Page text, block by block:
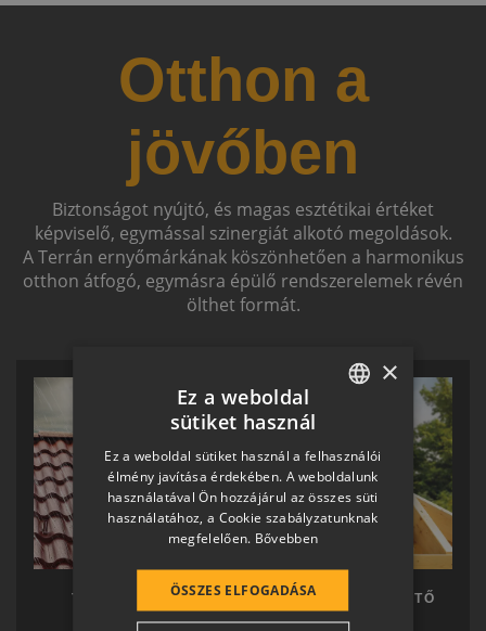
Otthon a
jövőben
Biztonságot nyújtó, és magas esztétikai értéket
képviselő, egymással szinergiát alkotó megoldások.
A Terrán ernyőmárkának köszönhetően a harmonikus
otthon átfogó, egymásra épülő rendszerelemek révén
ölthet formát.
TERRÁN TETŐ TERRÁN KÉSZTETŐ
HUNGARIAN
SLOVAK
GERMAN
ROMANIAN
CROATIAN
×
Ez a weboldal
sütiket használ
Ez a weboldal sütiket használ a felhasználói
élmény javítása érdekében. A weboldalunk
használatával Ön hozzájárul az összes süti
használatához, a Cookie szabályzatunknak
megfelelően. Bővebben
ÖSSZES ELFOGADÁSA